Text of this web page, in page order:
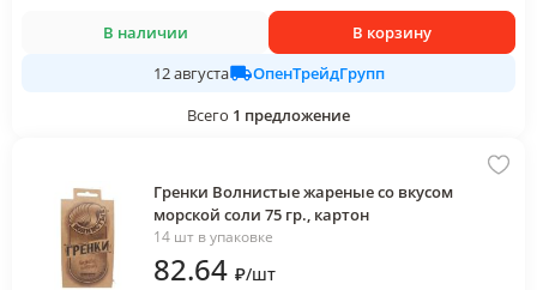
В наличии
В корзину
12 августа
ОпенТрейдГрупп
Всего 1 предложение
Гренки Волнистые жареные со вкусом
морской соли 75 гр., картон
14 шт в упаковке
82.64 ₽/шт